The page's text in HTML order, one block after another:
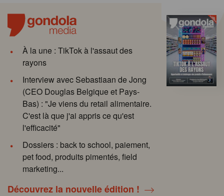
À la une : TikTok à l'assaut des
rayons
Interview avec Sebastiaan de Jong
(CEO Douglas Belgique et Pays-
Bas) : "Je viens du retail alimentaire.
C'est là que j'ai appris ce qu'est
l'efficacité"
Dossiers : back to school, paiement,
pet food, produits pimentés, field
marketing...
Découvrez la nouvelle édition !